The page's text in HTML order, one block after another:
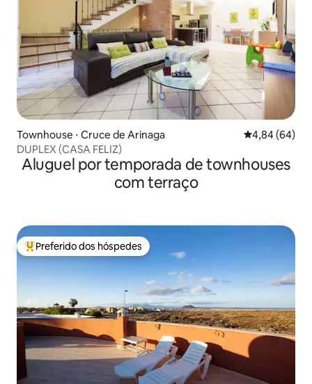
Townhouse ⋅ Cruce de Arinaga 4,84 de uma
4,84 (64)
DUPLEX (CASA FELIZ)
Aluguel por temporada de townhouses
com terraço
Entre os melhores preferidos dos hóspedes
Preferido dos hóspedes